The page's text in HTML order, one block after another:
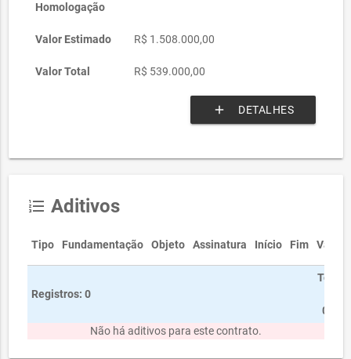
Homologação
Valor Estimado R$ 1.508.000,00
Valor Total R$ 539.000,00
add DETALHES
format_list_numbered Aditivos
Tipo Fundamentação Objeto Assinatura Início Fim Valor
Registros: 0
Total
0,00
Não há aditivos para este contrato.